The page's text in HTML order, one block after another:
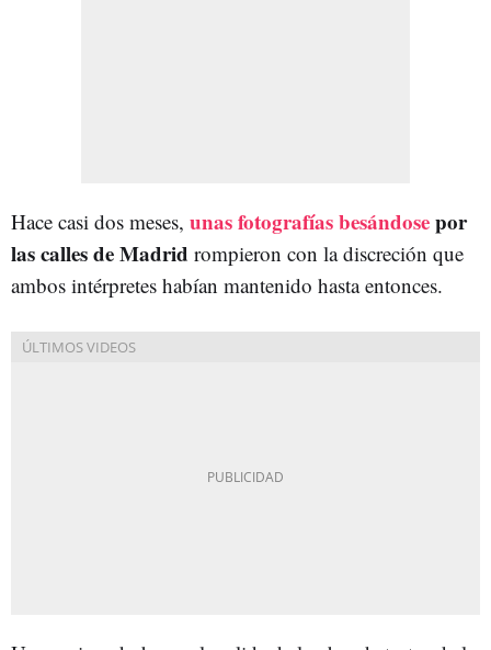
Hace casi dos meses, unas fotografías besándosepor
las calles de Madrid rompieron con la discreción que
ambos intérpretes habían mantenido hasta entonces.